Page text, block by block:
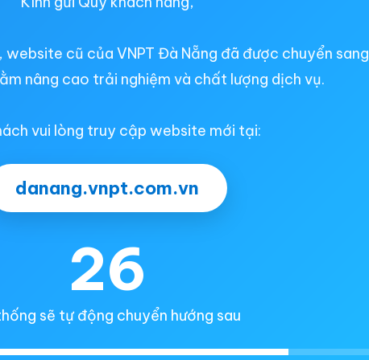
, website cũ của VNPT Đà Nẵng đã được chuyển sang
nâng cao trải nghiệm và chất lượng dịch vụ.
vui lòng truy cập website mới tại:
danang.vnpt.com.vn
25
sẽ tự động chuyển hướng sau